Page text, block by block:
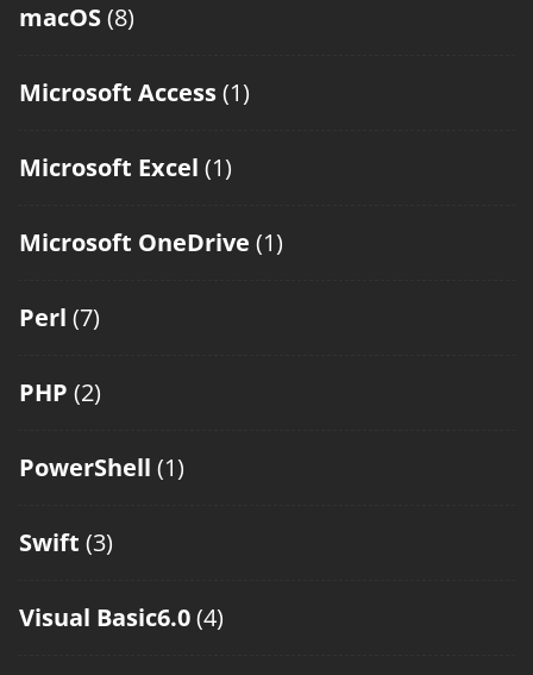
macOS(8)
Microsoft Access(1)
Microsoft Excel (1)
Microsoft OneDrive (1)
Perl (7)
PHP (2)
PowerShell (1)
Swift (3)
Visual Basic6.0(4)